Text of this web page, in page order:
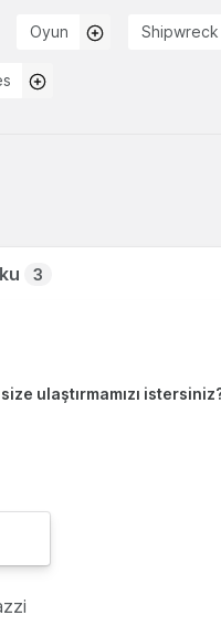
Oyun Shipwreck
3
ulaştırmamızı